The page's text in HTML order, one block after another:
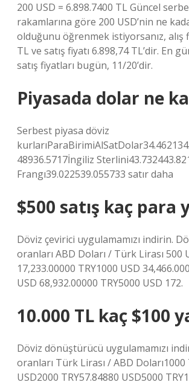
200 USD = 6.898.7400 TL Güncel
rakamlarına göre 200 USD’nin ne
olduğunu öğrenmek istiyorsanız, alış
TL ve satış fiyatı 6.898,74 TL’dir. En
satış fiyatları bugün, 11/20’dir.
Piyasada dolar ne
Serbest piyasa döviz
48936.5717İngiliz
Frangı39.022539.055733 satır daha
$500 satış kaç para
Döviz çevirici uygulamamızı indirin.
oranları ABD Doları / Türk Lirası 500
17,233.00000 TRY1000 USD
USD 68,932.00000 TRY5000 USD 172.
10.000 TL kaç $100
Döviz dönüştürücü uygulamamızı
oranları Türk Lirası / ABD Doları1000
USD2000 TRY57.84880 USD5000